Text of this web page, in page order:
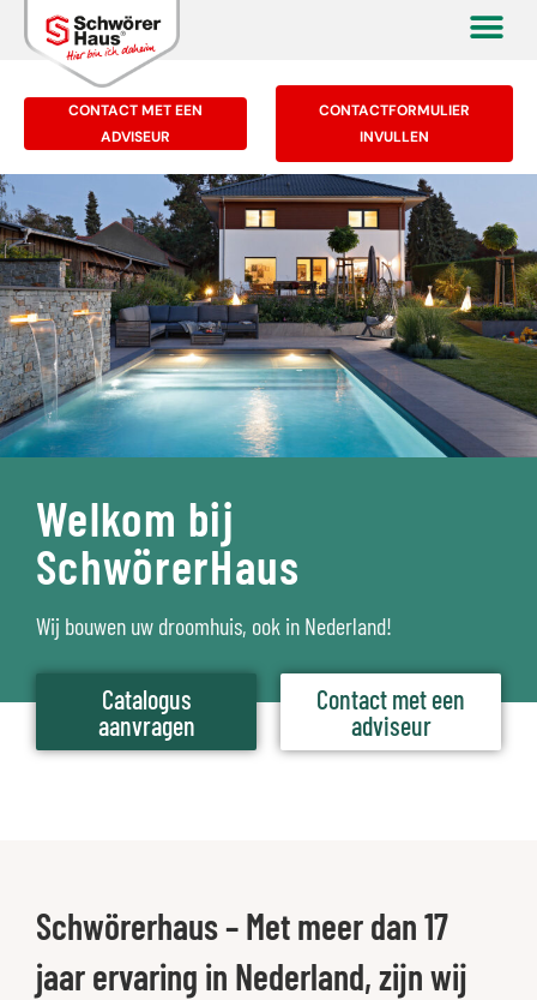
CONTACT MET EEN
ADVISEUR
CONTACTFORMULIER
INVULLEN
Welkom bij
SchwörerHaus
Wij bouwen uw droomhuis, ook in Nederland!
Catalogus
aanvragen
Contact met een
adviseur
Schwörerhaus – Met meer dan 17
jaar ervaring in Nederland, zijn wij